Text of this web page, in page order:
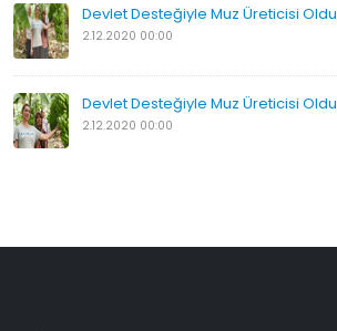
Devlet Desteğiyle Muz Üreticisi Oldu
2.12.2020 00:00
Devlet Desteğiyle Muz Üreticisi Oldu
2.12.2020 00:00